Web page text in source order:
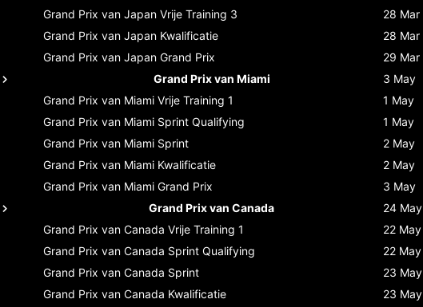
Grand Prix van Japan Vrije Training 3 28 Mar
Grand Prix van Japan Kwalificatie 28 Mar
Grand Prix van Japan Grand Prix 29 Mar
Grand Prix van Miami
3 May
Grand Prix van Miami Vrije Training 1 1 May
Grand Prix van Miami Sprint Qualifying 1 May
Grand Prix van Miami Sprint 2 May
Grand Prix van Miami Kwalificatie 2 May
Grand Prix van Miami Grand Prix 3 May
Grand Prix van Canada
24 May
Grand Prix van Canada Vrije Training 1 22 May
Grand Prix van Canada Sprint Qualifying 22 May
Grand Prix van Canada Sprint 23 May
Grand Prix van Canada Kwalificatie 23 May